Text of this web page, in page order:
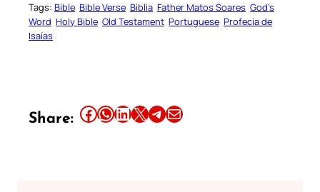
Tags: Bible Bible Verse Biblia Father Matos Soares God’s
Word Holy Bible Old Testament Portuguese Profecia de
Isaías
Share: Share this article on Facebook Share this article on WhatsApp Share this article on LinkedIn Share this article on X Share this article on TelegramEmail this Article